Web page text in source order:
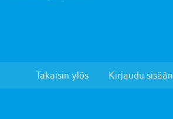
Takaisin ylös Kirjaudu sisään